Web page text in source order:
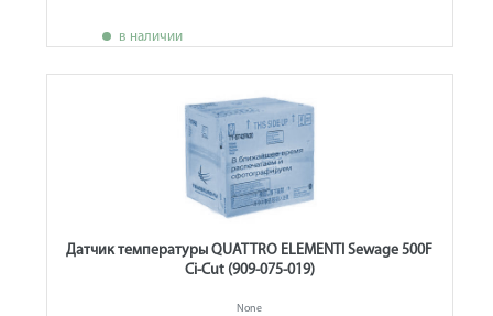
в наличии
Датчик температуры QUATTRO ELEMENTI Sewage 500F
Ci-Cut (909-075-019)
None